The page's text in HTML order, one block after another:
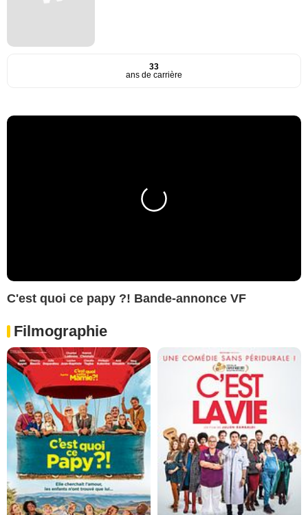
33
ans de carrière
C'est quoi ce papy ?! Bande-annonce VF
Filmographie